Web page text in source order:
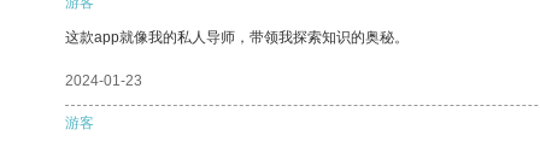
这款app就像我的私人导师，带领我探索知识的奥秘。
2024-01-23
游客